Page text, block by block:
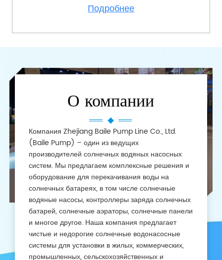
Подробнее
О компании
Компания Zhejiang Baile Pump Line Co., Ltd.
(Baile Pump) – один из ведущих
производителей солнечных водяных насосных
систем. Мы предлагаем комплексные решения и
оборудование для перекачивания воды на
солнечных батареях, в том числе солнечные
водяные насосы, контроллеры заряда солнечных
батарей, солнечные аэраторы, солнечные панели
и многое другое. Наша компания предлагает
чистые и недорогие солнечные водонасосные
системы для установки в жилых, коммерческих,
промышленных, сельскохозяйственных и